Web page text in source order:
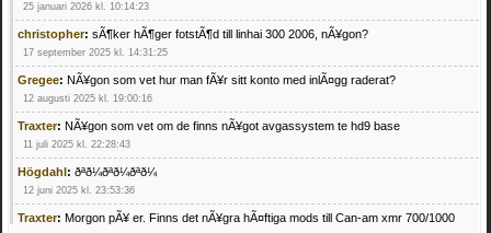
25 januari 2026 kl. 10:14:23
christopher: sÃ¶ker hÃ¶ger fotstÃ¶d till linhai 300 2006, nÃ¥gon?
17 september 2025 kl. 14:31:25
Gregee: NÃ¥gon som vet hur man fÃ¥r sitt konto med inlÃ¤gg raderat?
12 augusti 2025 kl. 19:00:16
Traxter: NÃ¥gon som vet om de finns nÃ¥got avgassystem te hd9 base
11 juli 2025 kl. 22:28:43
Högdahl: ðªð¼ðªð¼ðªð¼
12 juni 2025 kl. 23:53:36
Traxter: Morgon pÃ¥ er. Finns det nÃ¥gra hÃ¤ftiga mods till Can-am xmr 700/1000